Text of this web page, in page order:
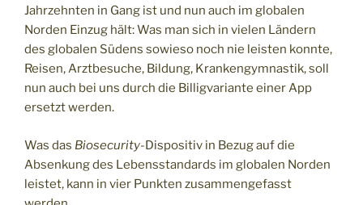
Jahrzehnten in Gang ist und nun auch im globalen
Norden Einzug hält: Was man sich in vielen Ländern
des globalen Südens sowieso noch nie leisten konnte,
Reisen, Arztbesuche, Bildung, Krankengymnastik, soll
nun auch bei uns durch die Billigvariante einer App
ersetzt werden.
Was das Biosecurity-Dispositiv in Bezug auf die
Absenkung des Lebensstandards im globalen Norden
leistet, kann in vier Punkten zusammengefasst